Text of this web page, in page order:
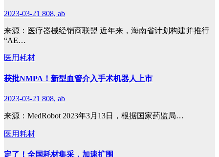
2023-03-21 808, ab
来源：医疗器械经销商联盟 近年来，海南省计划构建并推行
“AE…
医用耗材
获批NMPA！新型血管介入手术机器人上市
2023-03-21 808, ab
来源：MedRobot 2023年3月13日，根据国家药监局…
医用耗材
定了！全国耗材集采，加速扩围